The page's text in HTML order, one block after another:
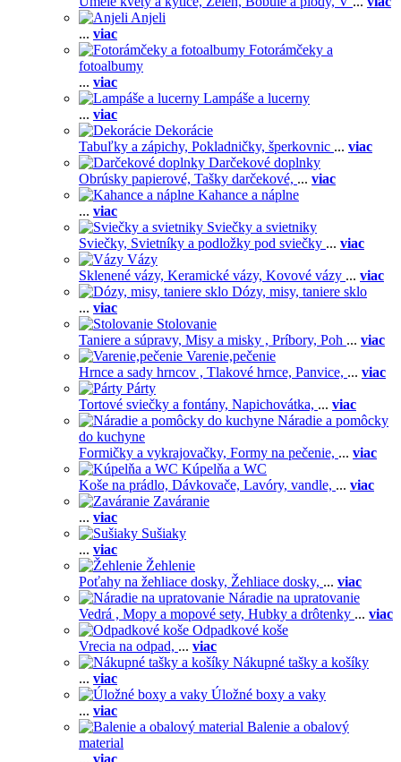
Anjeli
... viac
Fotorámčeky a
fotoalbumy
... viac
Lampáše a lucerny
... viac
Dekorácie
Tabuľky a zápichy, Pokladničky, šperkovnic ... viac
Darčekové doplnky
Obrúsky papierové, Tašky darčekové, ... viac
Kahance a náplne
... viac
Sviečky a svietniky
Sviečky, Svietníky a podložky pod sviečky ... viac
Vázy
Sklenené vázy, Keramické vázy, Kovové vázy ... viac
Dózy, misy, taniere sklo
... viac
Stolovanie
Taniere a súpravy, Misy a misky , Príbory, Poh ... viac
Varenie,pečenie
Hrnce a sady hrncov , Tlakové hrnce, Panvice, ... viac
Párty
Tortové sviečky a fontány, Napichovátka, ... viac
Náradie a pomôcky
do kuchyne
Formičky a vykrajovačky, Formy na pečenie, ... viac
Kúpelňa a WC
Koše na prádlo, Dávkovače, Lavóry, vandle, ... viac
Zaváranie
... viac
Sušiaky
... viac
Žehlenie
Poťahy na žehliace dosky, Žehliace dosky, ... viac
Náradie na upratovanie
Vedrá , Mopy a mopové sety, Hubky a drôtenky ... viac
Odpadkové koše
Vrecia na odpad, ... viac
Nákupné tašky a košíky
... viac
Úložné boxy a vaky
... viac
Balenie a obalový
material
... viac